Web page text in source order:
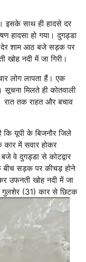
इसके साथ ही हादसे दर
हादसा हो गया। दुगड्डा
देर शाम आठ बजे सड़क पर
नदी में जा गिरी।
लोग लापता हैं। एक
मिलते ही कोतवाली
तक राहत और बचाव
कि यूपी के बिजनौर जिले
में सवार होकर
वे दुगड्डा से कोटद्वार
बीच सड़क पर कीचड़ होने
उफनती खोह नदी में जा
गुलशेर (31) कार से छिटक